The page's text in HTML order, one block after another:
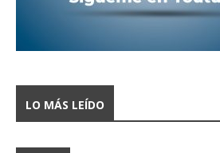
LO MÁS LEÍDO